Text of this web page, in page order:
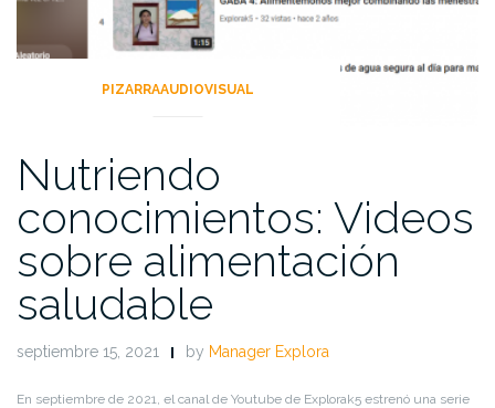
PIZARRAAUDIOVISUAL
Nutriendo
conocimientos: Videos
sobre alimentación
saludable
septiembre 15, 2021 by Manager Explora
En septiembre de 2021, el canal de Youtube de Explorak5 estrenó una serie